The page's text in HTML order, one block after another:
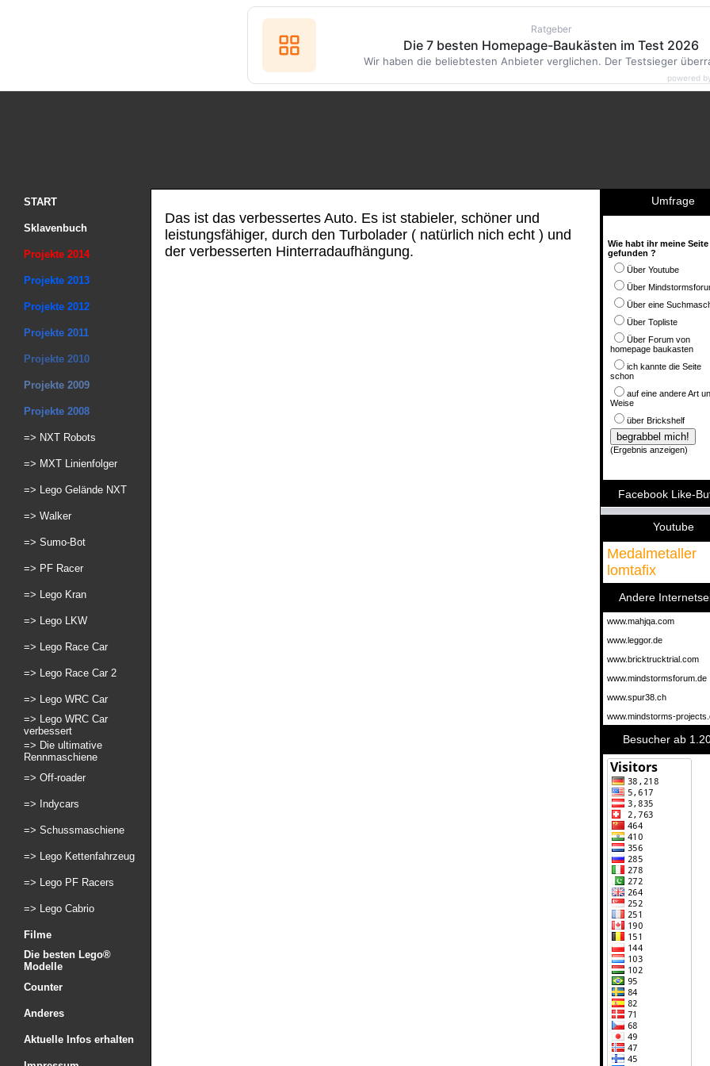
START
Sklavenbuch
Projekte 2014
Projekte 2013
Projekte 2012
Projekte 2011
Projekte 2010
Projekte 2009
Projekte 2008
=> NXT Robots
=> MXT Linienfolger
=> Lego Gelände NXT
=> Walker
=> Sumo-Bot
=> PF Racer
=> Lego Kran
=> Lego LKW
=> Lego Race Car
=> Lego Race Car 2
=> Lego WRC Car
=> Lego WRC Car
verbessert
=> Die ultimative
Rennmaschiene
=> Off-roader
=> Indycars
=> Schussmaschiene
=> Lego Kettenfahrzeug
=> Lego PF Racers
=> Lego Cabrio
Filme
Die besten Lego®
Modelle
Counter
Anderes
Aktuelle Infos erhalten
Das ist das verbessertes Auto. Es ist stabieler, schöner und
leistungsfähiger, durch den Turbolader ( natürlich nich echt ) und
der verbesserten Hinterradaufhängung.
Umfrage
Wie habt ihr meine Seite
gefunden ?
Über Youtube
Über
Über eine
Über Topliste
Über Forum von
homepage baukasten
ich kannte die Seite
schon
auf eine andere Art
Weise
über Brickshelf
(Ergebnis anzeigen)
Facebook Like-
Youtube
Medalmetaller
lomtafix
Andere
www.mahjqa.com
www.leggor.de
www.bricktrucktrial.com
www.mindstormsforum.de
www.spur38.ch
www.mindstorms-
Besucher ab
Ratgeber
Die 7 besten Homepage-Baukästen im Test 2026
Wir haben die beliebtesten Anbieter verglichen. Der Testsieger
powered